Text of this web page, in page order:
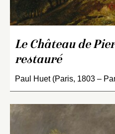
Le Château de
restauré
Paul Huet (Paris, 1803 –